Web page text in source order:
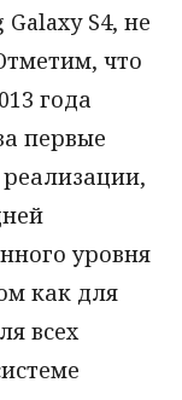
S4, не
что
года
первые
уровня
как для
всех